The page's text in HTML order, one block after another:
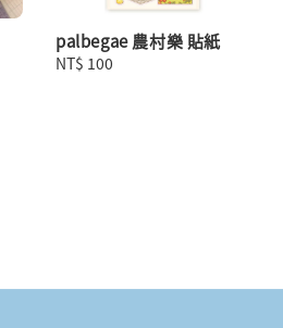
palbegae 農村樂 貼紙
Regular
NT$ 100